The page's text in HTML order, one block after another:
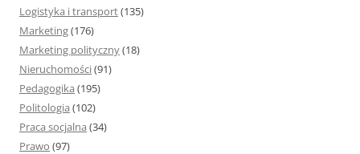
Logistyka i transport(135)
Marketing(176)
Marketing polityczny(18)
Nieruchomości(91)
Pedagogika (195)
Politologia (102)
Praca socjalna (34)
Prawo (97)